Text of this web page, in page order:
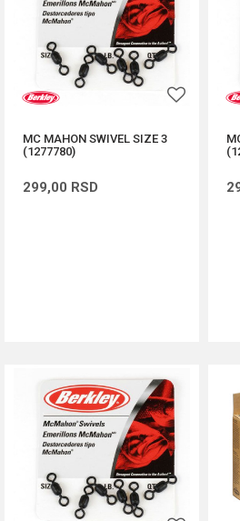
MC MAHON SWIVEL SIZE 3
(1277780)
299,00 RSD